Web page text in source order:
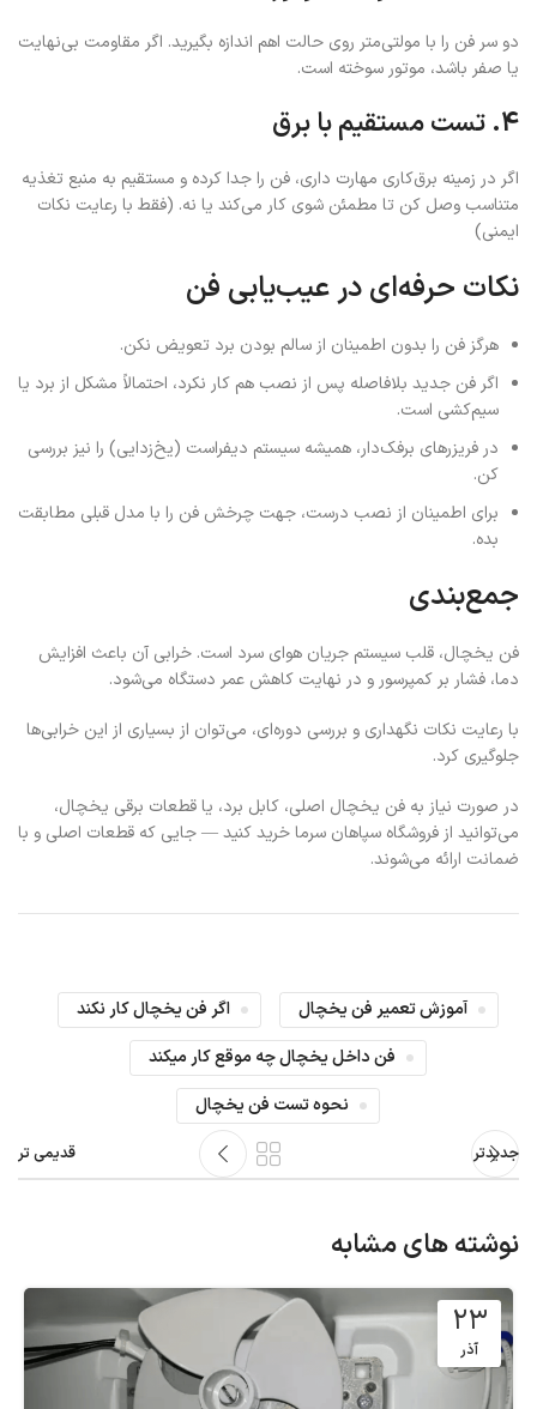
دو سر فن را با مولتی‌متر روی حالت اهم اندازه بگیرید. اگر مقاومت بی‌نهایت
یا صفر باشد، موتور سوخته است.
4. تست مستقیم با برق
اگر در زمینه برق‌کاری مهارت داری، فن را جدا کرده و مستقیم به منبع تغذیه
متناسب وصل کن تا مطمئن شوی کار می‌کند یا نه. (فقط با رعایت نکات
ایمنی)
نکات حرفه‌ای در عیب‌یابی فن
هرگز فن را بدون اطمینان از سالم بودن برد تعویض نکن.
اگر فن جدید بلافاصله پس از نصب هم کار نکرد، احتمالاً مشکل از برد یا
سیم‌کشی است.
در فریزرهای برفک‌دار، همیشه سیستم دیفراست (یخ‌زدایی) را نیز بررسی
کن.
برای اطمینان از نصب درست، جهت چرخش فن را با مدل قبلی مطابقت
بده.
جمع‌بندی
فن یخچال، قلب سیستم جریان هوای سرد است. خرابی آن باعث افزایش
دما، فشار بر کمپرسور و در نهایت کاهش عمر دستگاه می‌شود.
با رعایت نکات نگهداری و بررسی دوره‌ای، می‌توان از بسیاری از این خرابی‌ها
جلوگیری کرد.
در صورت نیاز به فن یخچال اصلی، کابل برد، یا قطعات برقی یخچال،
می‌توانید از فروشگاه سپاهان سرما خرید کنید — جایی که قطعات اصلی و با
ضمانت ارائه می‌شوند.
آموزش تعمیر فن یخچال
اگر فن یخچال کار نکند
فن داخل یخچال چه موقع کار میکند
نحوه تست فن یخچال
جدیدتر قدیمی تر
نوشته های مشابه
۲۳
آذر